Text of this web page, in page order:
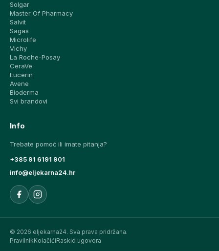
Solgar
Master Of Pharmacy
Salvit
Sagas
Microlife
Vichy
La Roche-Posay
CeraVe
Eucerin
Avene
Bioderma
Svi brandovi
Info
Trebate pomoć ili imate pitanja?
+385 91 6191 901
info@eljekarna24.hr
© 2026 eljekarna24. Sva prava pridržana.
PravilnikKolačićiRaskid ugovora